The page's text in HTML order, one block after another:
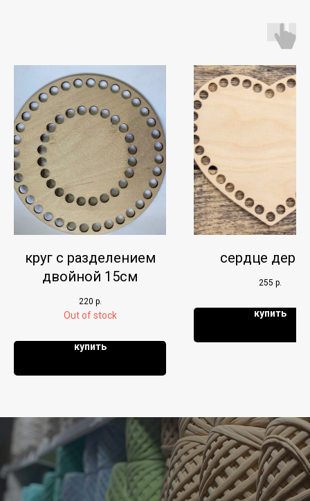
круг с разделением
двойной 15см
220 р.
Out of stock
купить
сердце
255 р.
купить